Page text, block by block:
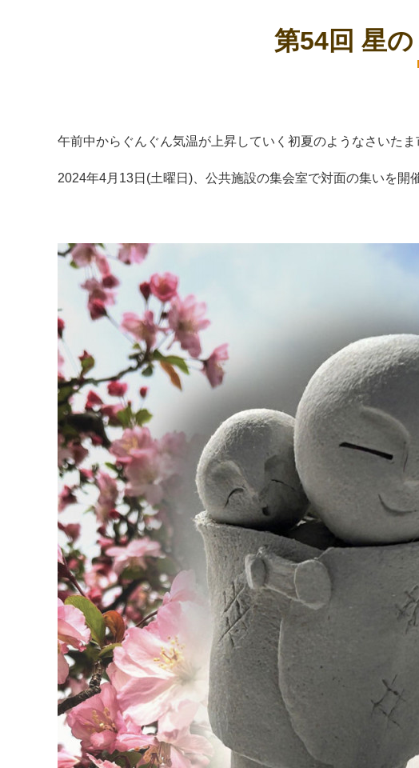
第54回 星
午前中からぐんぐん気温が上昇していく初夏のようなさいたま
2024年4月13日(土曜日)、公共施設の集会室で対面の集いを開